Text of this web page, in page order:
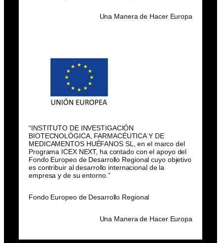
Una Manera de Hacer Europa
“INSTITUTO DE INVESTIGACIÓN
BIOTECNOLÓGICA, FARMACÉUTICA Y DE
MEDICAMENTOS HUÉFANOS SL, en el marco del
Programa ICEX NEXT, ha contado con el apoyo del
Fondo Europeo de Desarrollo Regional cuyo objetivo
es contribuir al desarrollo internacional de la
empresa y de su entorno.”
Fondo Europeo de Desarrollo Regional
Una Manera de Hacer Europa